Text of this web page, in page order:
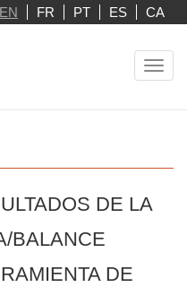
EN FR PT ES CA
DE LA
BALANCE
DE